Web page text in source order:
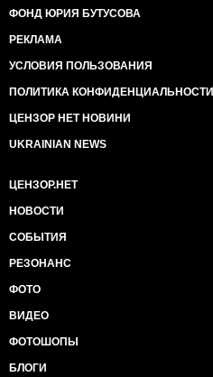
ФОНД ЮРИЯ БУТУСОВА
РЕКЛАМА
УСЛОВИЯ ПОЛЬЗОВАНИЯ
ПОЛИТИКА КОНФИДЕНЦИАЛЬНОСТИ
ЦЕНЗОР НЕТ НОВИНИ
UKRAINIAN NEWS
ЦЕНЗОР.НЕТ
НОВОСТИ
СОБЫТИЯ
РЕЗОНАНС
ФОТО
ВИДЕО
ФОТОШОПЫ
БЛОГИ